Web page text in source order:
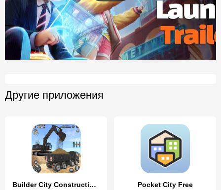
Другие приложения
Builder City Construction Game Pocket City Free